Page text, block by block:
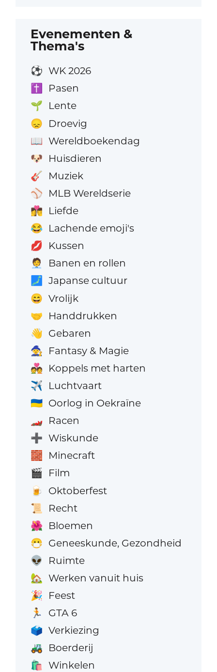
Evenementen &
Thema's
⚽ WK 2026
✝️ Pasen
🌱 Lente
😞 Droevig
📖 Wereldboekendag
🐶 Huisdieren
🎸 Muziek
⚾ MLB Wereldserie
👩‍❤️‍💋‍👨 Liefde
😂 Lachende emoji's
💋 Kussen
🧑‍💼 Banen en rollen
🗾 Japanse cultuur
😄 Vrolijk
🤝 Handdrukken
👋 Gebaren
🧙 Fantasy & Magie
💑 Koppels met harten
✈️ Luchtvaart
🇺🇦 Oorlog in Oekraïne
🏎️ Racen
➕ Wiskunde
🧱 Minecraft
🎬 Film
🍺 Oktoberfest
📜 Recht
🌺 Bloemen
😷 Geneeskunde, Gezondheid
👽 Ruimte
🏡 Werken vanuit huis
🎉 Feest
🏃 GTA 6
🗳️ Verkiezing
🚜 Boerderij
🛍️ Winkelen